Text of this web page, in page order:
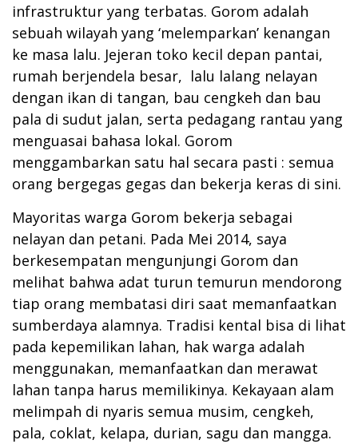
infrastruktur yang terbatas. Gorom adalah
sebuah wilayah yang ‘melemparkan’ kenangan
ke masa lalu. Jejeran toko kecil depan pantai,
rumah berjendela besar, lalu lalang nelayan
dengan ikan di tangan, bau cengkeh dan bau
pala di sudut jalan, serta pedagang rantau yang
menguasai bahasa lokal. Gorom
menggambarkan satu hal secara pasti : semua
orang bergegas gegas dan bekerja keras di sini.
Mayoritas warga Gorom bekerja sebagai
nelayan dan petani. Pada Mei 2014, saya
berkesempatan mengunjungi Gorom dan
melihat bahwa adat turun temurun mendorong
tiap orang membatasi diri saat memanfaatkan
sumberdaya alamnya. Tradisi kental bisa di lihat
pada kepemilikan lahan, hak warga adalah
menggunakan, memanfaatkan dan merawat
lahan tanpa harus memilikinya. Kekayaan alam
melimpah di nyaris semua musim, cengkeh,
pala, coklat, kelapa, durian, sagu dan mangga.